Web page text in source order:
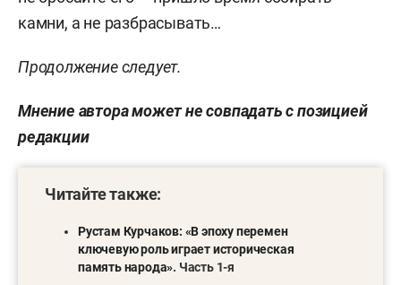
камни, а не разбрасывать…
Продолжение следует.
Мнение автора может не совпадать с позицией
редакции
Читайте также:
Рустам Курчаков: «В эпоху перемен
ключевую роль играет историческая
память народа». Часть 1-я